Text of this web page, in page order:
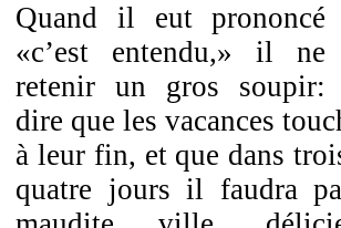
Quand il eut prononcé
«c’est entendu,» il
retenir un gros soupir:
dire que les vacances
à leur fin, et que dans
quatre jours il faudra